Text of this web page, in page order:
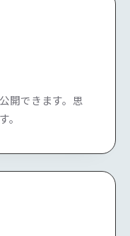
開できます。思
。